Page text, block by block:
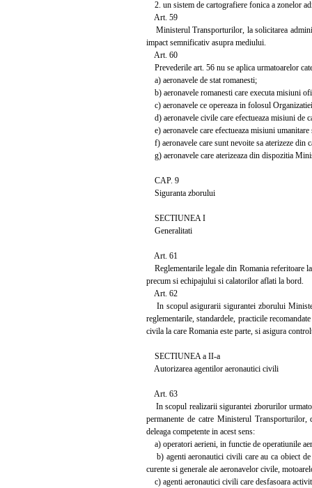
2. un sistem de cartografiere fonica a zonelor
Art. 59
Ministerul Transporturilor, la solicitarea
impact semnificativ asupra mediului.
Art. 60
Prevederile art. 56 nu se aplica urmatoarelor
a) aeronavele de stat romanesti;
b) aeronavele romanesti care executa misiuni
c) aeronavele ce opereaza in folosul
d) aeronavele civile care efectueaza misiuni de
e) aeronavele care efectueaza misiuni umanitare
f) aeronavele care sunt nevoite sa aterizeze din
g) aeronavele care aterizeaza din dispozitia
CAP. 9
Siguranta zborului
SECTIUNEA I
Generalitati
Art. 61
Reglementarile legale din Romania referitoare
precum si echipajului si calatorilor aflati la bord.
Art. 62
In scopul asigurarii sigurantei zborului
reglementarile, standardele, practicile
civila la care Romania este parte, si asigura
SECTIUNEA a II-a
Autorizarea agentilor aeronautici civili
Art. 63
In scopul realizarii sigurantei zborurilor
permanente de catre Ministerul
deleaga competente in acest sens:
a) operatori aerieni, in functie de operatiunile
b) agenti aeronautici civili care au ca obiect de
curente si generale ale aeronavelor civile,
c) agenti aeronautici civili care desfasoara